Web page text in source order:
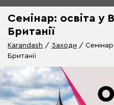
Семінар: освіта у
Британії
Karandash Заходи
Британії